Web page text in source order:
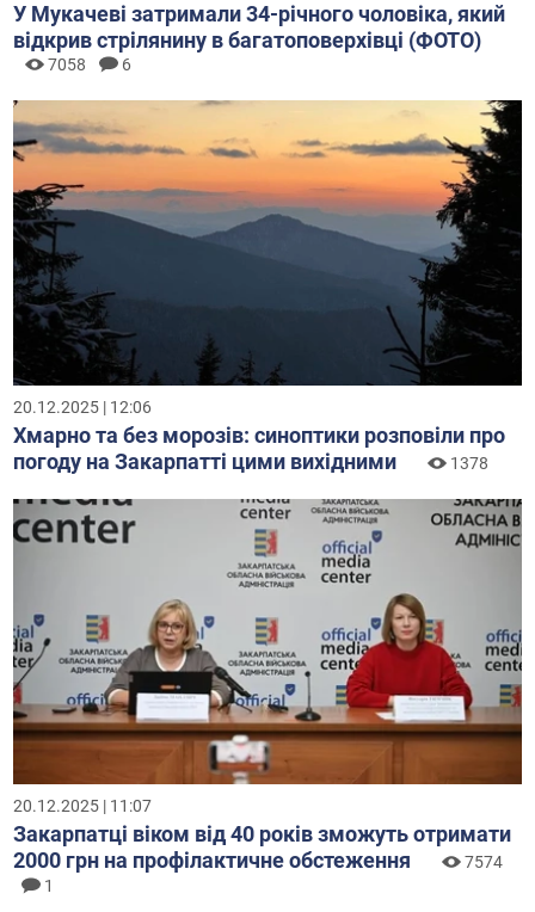
У Мукачеві затримали 34-річного чоловіка, який
відкрив стрілянину в багатоповерхівці (ФОТО)
7058 6
20.12.2025 | 12:06
Хмарно та без морозів: синоптики розповіли про
погоду на Закарпатті цими вихідними
1378
20.12.2025 | 11:07
Закарпатці віком від 40 років зможуть отримати
2000 грн на профілактичне обстеження
7574
1